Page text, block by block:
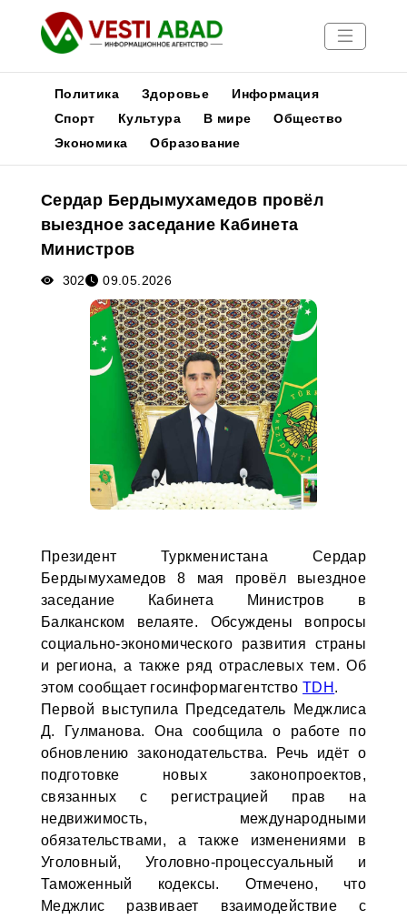
Новости
Медиа
Афиша
Политика Здоровье
Информация
Спорт
Культура В мире
Общество
Экономика
Образование
Сердар Бердымухамедов провёл
выездное заседание Кабинета
Министров
302 09.05.2026
Президент Туркменистана Сердар
Бердымухамедов 8 мая провёл выездное
заседание Кабинета Министров в
Балканском велаяте. Обсуждены вопросы
социально-экономического развития страны
и региона, а также ряд отраслевых тем. Об
этом сообщает госинформагентство TDH .
Первой выступила Председатель Меджлиса
Д. Гулманова. Она сообщила о работе по
обновлению законодательства. Речь идёт о
подготовке новых законопроектов,
связанных с регистрацией прав на
недвижимость, международными
обязательствами, а также изменениями в
Уголовный, Уголовно-процессуальный и
Таможенный кодексы. Отмечено, что
Меджлис развивает взаимодействие с